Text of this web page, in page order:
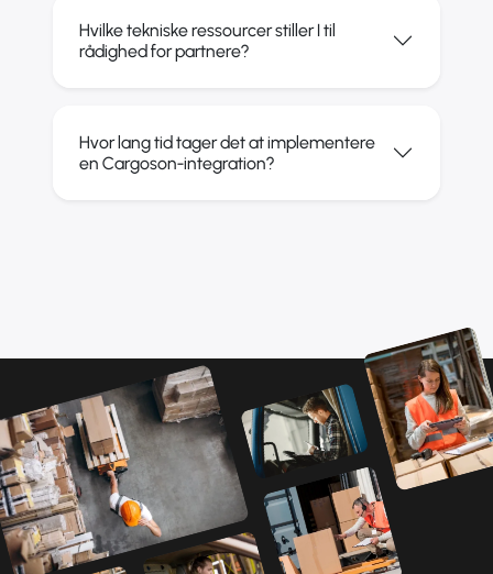
Hvilke tekniske ressourcer stiller I til
rådighed for partnere?
Hvor lang tid tager det at implementere
en Cargoson-integration?